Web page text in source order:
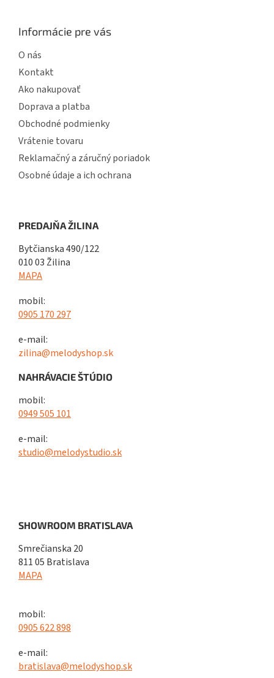
Informácie pre vás
O nás
Kontakt
Ako nakupovať
Doprava a platba
Obchodné podmienky
Vrátenie tovaru
Reklamačný a záručný poriadok
Osobné údaje a ich ochrana
PREDAJŇA ŽILINA
Bytčianska 490/122
010 03 Žilina
MAPA
mobil:
0905 170 297
e-mail:
zilina@melodyshop.sk
NAHRÁVACIE ŠTÚDIO
mobil:
0949 505 101
e-mail:
studio@melodystudio.sk
SHOWROOM BRATISLAVA
Smrečianska 20
811 05 Bratislava
MAPA
mobil:
0905 622 898
e-mail:
bratislava@melodyshop.sk